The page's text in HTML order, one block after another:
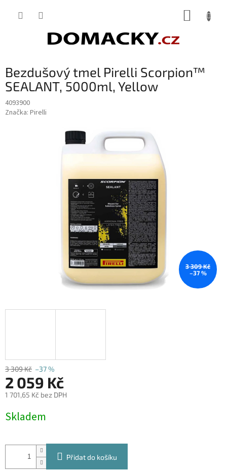
Bezdušový tmel Pirelli Scorpion™
SEALANT, 5000ml, Yellow
4093900
Značka: Pirelli
3 309 Kč
–37 %
3 309 Kč –37 %
2 059 Kč
1 701,65 Kč bez DPH
cena:
Skladem
Přidat do košíku